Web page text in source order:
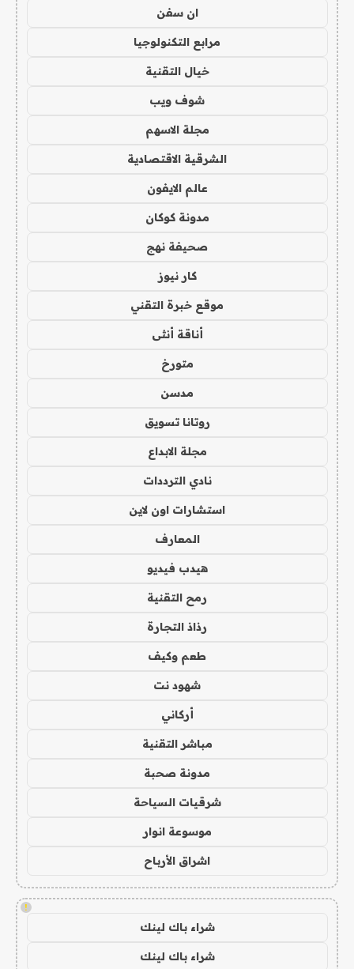
ان سفن
مرابع التكنولوجيا
خيال التقنية
شوف ويب
مجلة الاسهم
الشرقية الاقتصادية
عالم الايفون
مدونة كوكان
صحيفة نهج
كار نيوز
موقع خبرة التقني
أناقة أنثى
متورخ
مدسن
روتانا تسويق
مجلة الابداع
نادي الترددات
استشارات اون لاين
المعارف
هيدب فيديو
رمح التقنية
رذاذ التجارة
طعم وكيف
شهود نت
أركاني
مباشر التقنية
مدونة صحبة
شرقيات السياحة
موسوعة انوار
اشراق الأرباح
!
شراء باك لينك
شراء باك لينك